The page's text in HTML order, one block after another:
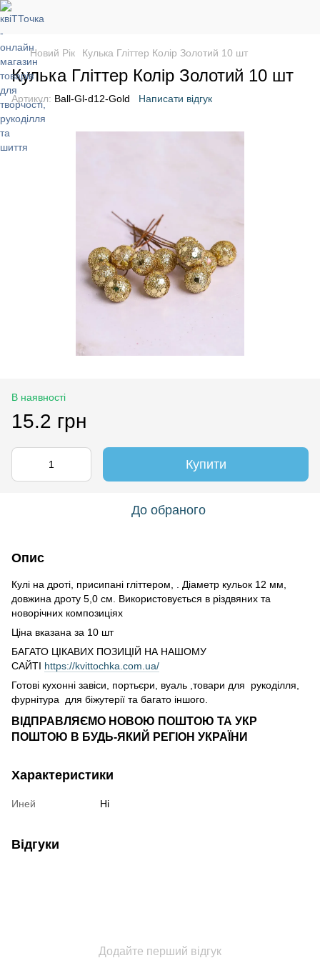
Новий Рік Кулька Гліттер Колір Золотий 10 шт
Кулька Гліттер Колір Золотий 10 шт
Артикул: Ball-Gl-d12-Gold Написати відгук
В наявності
15.2 грн
Купити
До обраного
Опис
Кулі на дроті, присипані гліттером, . Діаметр кульок 12 мм,
довжина дроту 5,0 см. Використовується в різдвяних та
новорічних композиціях
Ціна вказана за 10 шт
БАГАТО ЦІКАВИХ ПОЗИЦІЙ НА НАШОМУ
САЙТІ https://kvittochka.com.ua/
Готові кухонні завіси, портьєри, вуаль ,товари для рукоділля,
фурнітура для біжутерії та багато іншого.
ВІДПРАВЛЯЄМО НОВОЮ ПОШТОЮ ТА УКР
ПОШТОЮ В БУДЬ-ЯКИЙ РЕГІОН УКРАЇНИ
Характеристики
Иней Ні
Відгуки
Додайте перший відгук